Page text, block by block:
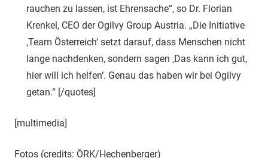
rauchen zu lassen, ist Ehrensache“, so Dr. Florian
Krenkel, CEO der Ogilvy Group Austria. „Die Initiative
‚Team Österreich‘ setzt darauf, dass Menschen nicht
lange nachdenken, sondern sagen ‚Das kann ich gut,
hier will ich helfen‘. Genau das haben wir bei Ogilvy
getan.“ [/quotes]
[multimedia]
Fotos (credits: ÖRK/Hechenberger)